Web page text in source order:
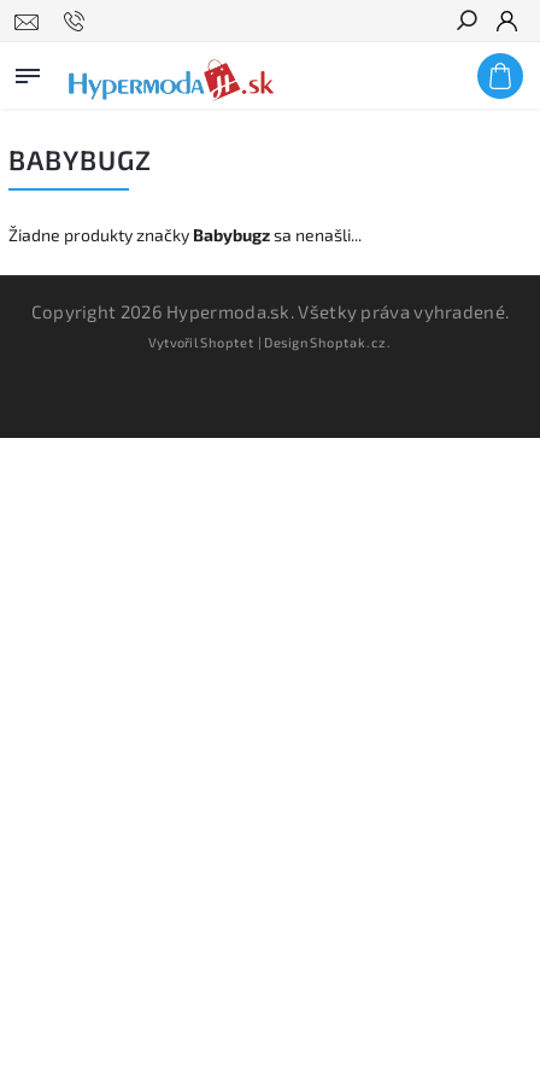
Hľadať
BABYBUGZ
Žiadne produkty značky Babybugzsa nenašli...
Copyright 2026 Hypermoda.sk. Všetky práva vyhradené.
VytvořilShoptet | DesignShoptak.cz.